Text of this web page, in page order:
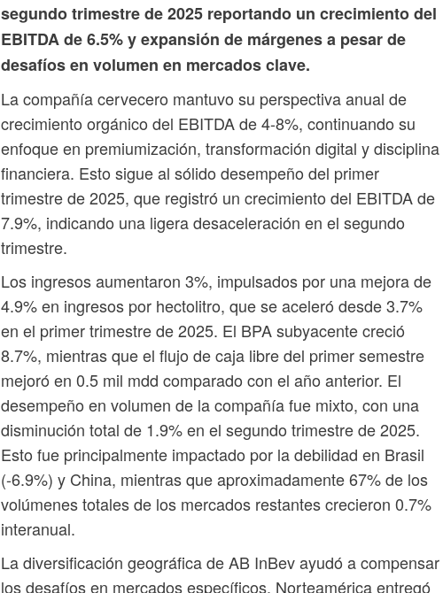
segundo trimestre de 2025 reportando un crecimiento del
EBITDA de 6.5% y expansión de márgenes a pesar de
desafíos en volumen en mercados clave.
La compañía cervecero mantuvo su perspectiva anual de
crecimiento orgánico del EBITDA de 4-8%, continuando su
enfoque en premiumización, transformación digital y disciplina
financiera. Esto sigue al sólido desempeño del primer
trimestre de 2025, que registró un crecimiento del EBITDA de
7.9%, indicando una ligera desaceleración en el segundo
trimestre.
Los ingresos aumentaron 3%, impulsados por una mejora de
4.9% en ingresos por hectolitro, que se aceleró desde 3.7%
en el primer trimestre de 2025. El BPA subyacente creció
8.7%, mientras que el flujo de caja libre del primer semestre
mejoró en 0.5 mil mdd comparado con el año anterior. El
desempeño en volumen de la compañía fue mixto, con una
disminución total de 1.9% en el segundo trimestre de 2025.
Esto fue principalmente impactado por la debilidad en Brasil
(-6.9%) y China, mientras que aproximadamente 67% de los
volúmenes totales de los mercados restantes crecieron 0.7%
interanual.
La diversificación geográfica de AB InBev ayudó a compensar
los desafíos en mercados específicos. Norteamérica entregó